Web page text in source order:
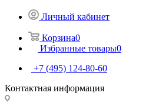
Личный кабинет
Корзина0
Избранные товары0
+7 (495) 124-80-60
Контактная информация